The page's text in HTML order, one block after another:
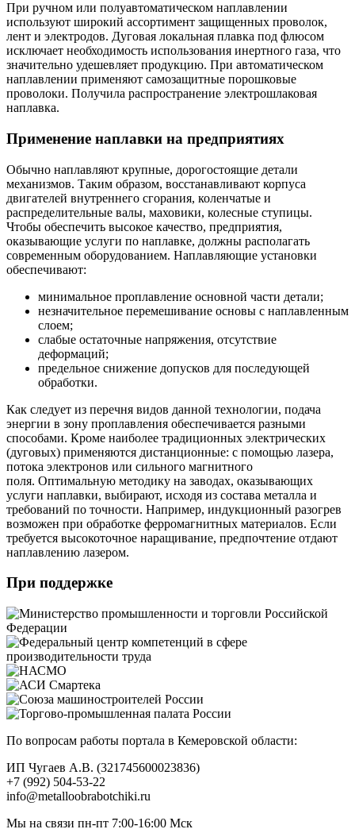
При ручном или полуавтоматическом наплавлении
используют широкий ассортимент защищенных проволок,
лент и электродов. Дуговая локальная плавка под флюсом
исключает необходимость использования инертного газа, что
значительно удешевляет продукцию. При автоматическом
наплавлении применяют самозащитные порошковые
проволоки. Получила распространение электрошлаковая
наплавка.
Применение наплавки на предприятиях
Обычно наплавляют крупные, дорогостоящие детали
механизмов. Таким образом, восстанавливают корпуса
двигателей внутреннего сгорания, коленчатые и
распределительные валы, маховики, колесные ступицы.
Чтобы обеспечить высокое качество, предприятия,
оказывающие услуги по наплавке, должны располагать
современным оборудованием. Наплавляющие установки
обеспечивают:
минимальное проплавление основной части детали;
незначительное перемешивание основы с наплавленным
слоем;
слабые остаточные напряжения, отсутствие
деформаций;
предельное снижение допусков для последующей
обработки.
Как следует из перечня видов данной технологии, подача
энергии в зону проплавления обеспечивается разными
способами. Кроме наиболее традиционных электрических
(дуговых) применяются дистанционные: с помощью лазера,
потока электронов или сильного магнитного
поля. Оптимальную методику на заводах, оказывающих
услуги наплавки, выбирают, исходя из состава металла и
требований по точности. Например, индукционный разогрев
возможен при обработке ферромагнитных материалов. Если
требуется высокоточное наращивание, предпочтение отдают
наплавлению лазером.
При поддержке
По вопросам работы портала в Кемеровской области:
ИП Чугаев А.В. (321745600023836)
+7 (992) 504-53-22
info@metalloobrabotchiki.ru
Мы на связи пн-пт 7:00-16:00 Мск